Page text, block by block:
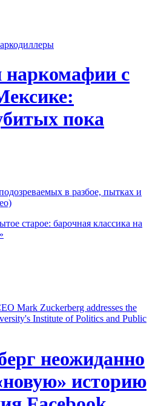
наркомафии с
пока
в разбое, пытках и
старое: барочная классика на
неожиданно
историю